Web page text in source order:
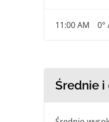
11:00 AM 0°
Średnie i